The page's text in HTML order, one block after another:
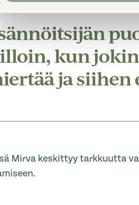
kun
ja siihen
Mirva keskittyy tarkkuutta